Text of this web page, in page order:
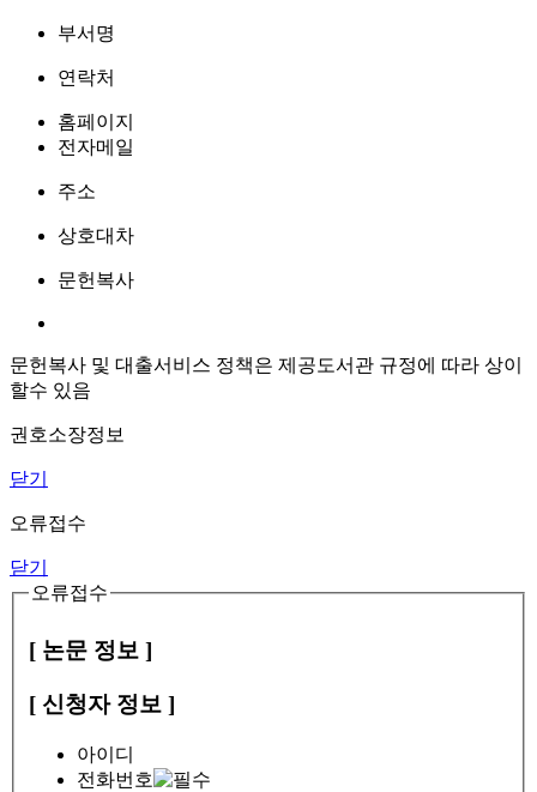
부서명
연락처
홈페이지
전자메일
주소
상호대차
문헌복사
문헌복사 및 대출서비스 정책은 제공도서관 규정에 따라 상이
할수 있음
권호소장정보
닫기
오류접수
닫기
오류접수
[ 논문 정보 ]
[ 신청자 정보 ]
아이디
전화번호